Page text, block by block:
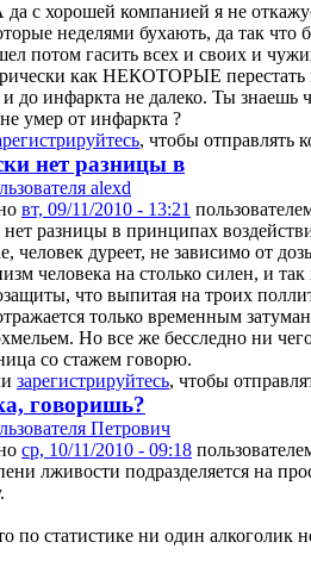
с хорошей компанией я не
неделями бухають, да так что
потом гасить всех и своих и
как НЕКОТОРЫЕ перестать
и до инфаркта не далеко. Ты знаешь
умер от инфаркта ?
, чтобы отправлять
нет разницы в
вт, 09/11/2010 - 13:21
нет разницы в принципах
человек дуреет, не зависимо от
человека на столько силен, и
что выпитая на троих
только временным
Но все же бесследно ни
со стажем говорю.
зарегистрируйтесь, чтобы
говоришь?
ср, 10/11/2010 - 09:18
лживости подразделяется на
по статистике ни один алкоголик